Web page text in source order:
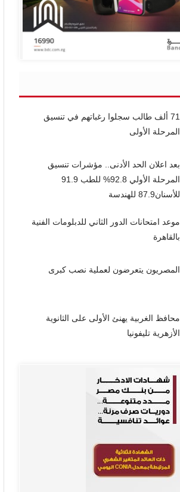
71 ألف طالب سجلوا رغباتهم في تنسيق
المرحلة الأولى
بعد اعلان الحد الأدنى.. مؤشرات تنسيق
المرحلة الأولي 92.8% للطب 91.9
للأسنان87.9 للهندسة
موعد امتحانات الدور الثاني للدبلومات الفنية
بالقاهرة
المصريون يتعرضون لعملية نصب كبرى
محافظ الغربية يهنئ الأولى على الثانوية
الأزهرية تليفونيا